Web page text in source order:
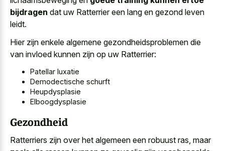
bijdragen dat uw Ratterrier een lang en gezond leven
leidt.
Hier zijn enkele algemene gezondheidsproblemen die
van invloed kunnen zijn op uw Ratterrier:
Patellar luxatie
Demodectische schurft
Heupdysplasie
Elboogdysplasie
Gezondheid
Ratterriers zijn over het algemeen een robuust ras, maar